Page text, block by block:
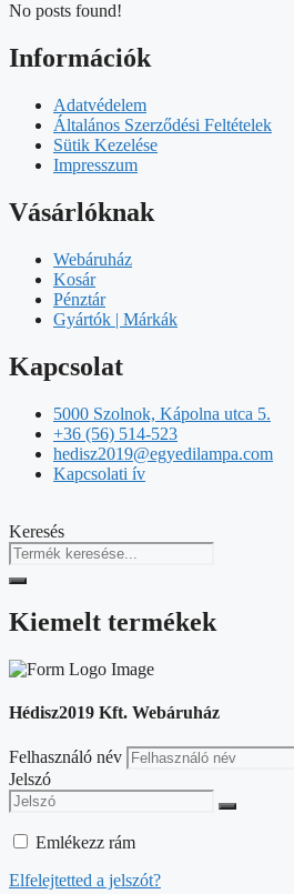
No posts found!
Információk
Adatvédelem
Általános Szerződési Feltételek
Sütik Kezelése
Impresszum
Vásárlóknak
Webáruház
Kosár
Pénztár
Gyártók | Márkák
Kapcsolat
5000 Szolnok, Kápolna utca 5.
+36 (56) 514-523
hedisz2019@egyedilampa.com
Kapcsolati ív
Keresés
Kiemelt termékek
Hédisz2019 Kft. Webáruház
Felhasználó név
Jelszó
Emlékezz rám
Elfelejtetted a jelszót?